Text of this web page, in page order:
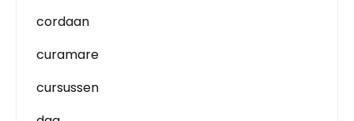
cordaan
curamare
cursussen